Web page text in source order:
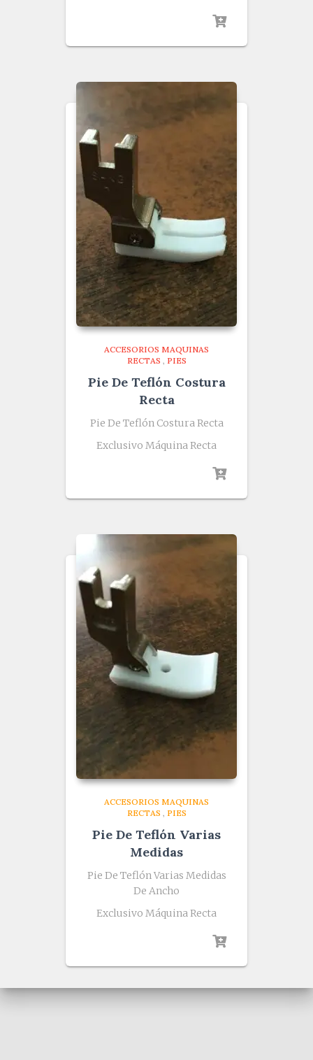
ACCESORIOS MAQUINAS
RECTAS
PIES
Pie De Teflón Costura
Recta
Pie De Teflón Costura Recta
Exclusivo Máquina Recta
ACCESORIOS MAQUINAS
RECTAS
PIES
Pie De Teflón Varias
Medidas
Pie De Teflón Varias Medidas
De Ancho
Exclusivo Máquina Recta